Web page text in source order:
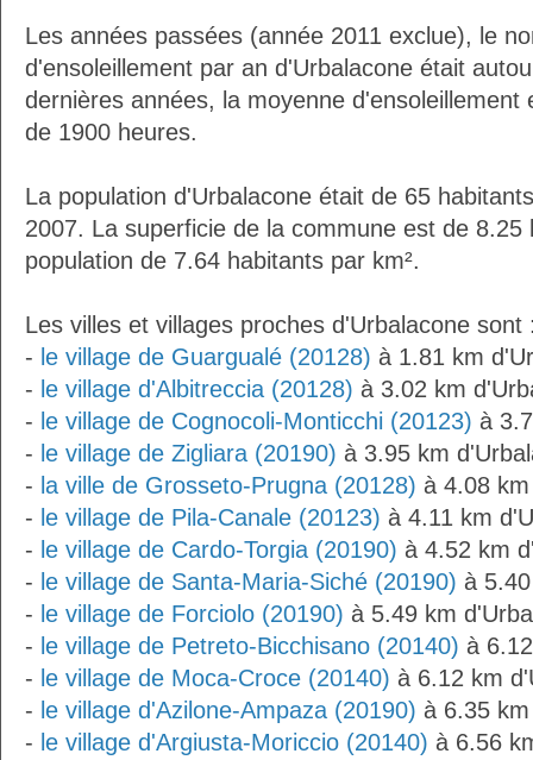
Les années passées (année 2011 exclue), le
d'ensoleillement par an d'Urbalacone était
dernières années, la moyenne d'ensoleillement
de 1900 heures.
La population d'Urbalacone était de 65
2007. La superficie de la commune est de 8.25
population de 7.64 habitants par km².
Les villes et villages proches d'Urbalacone sont
- le village de Guargualé (20128) à 1.81 km
- le village d'Albitreccia (20128) à 3.02 km
- le village de Cognocoli-Monticchi (20123) à
- le village de Zigliara (20190) à 3.95 km
- la ville de Grosseto-Prugna (20128) à 4.08
- le village de Pila-Canale (20123) à 4.11 km
- le village de Cardo-Torgia (20190) à 4.52 km
- le village de Santa-Maria-Siché (20190) à
- le village de Forciolo (20190) à 5.49 km
- le village de Petreto-Bicchisano (20140) à
- le village de Moca-Croce (20140) à 6.12 km
- le village d'Azilone-Ampaza (20190) à 6.35
- le village d'Argiusta-Moriccio (20140) à 6.56